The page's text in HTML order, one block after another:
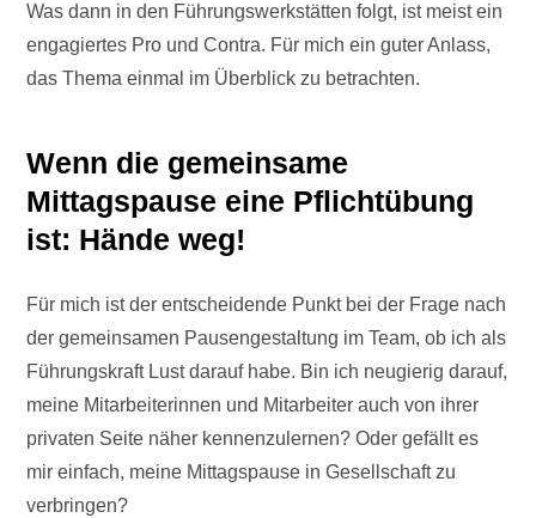
Was dann in den Führungswerkstätten folgt, ist meist ein
engagiertes Pro und Contra. Für mich ein guter Anlass,
das Thema einmal im Überblick zu betrachten.
Wenn die gemeinsame
Mittagspause eine Pflichtübung
ist: Hände weg!
Für mich ist der entscheidende Punkt bei der Frage nach
der gemeinsamen Pausengestaltung im Team, ob ich als
Führungskraft Lust darauf habe. Bin ich neugierig darauf,
meine Mitarbeiterinnen und Mitarbeiter auch von ihrer
privaten Seite näher kennenzulernen? Oder gefällt es
mir einfach, meine Mittagspause in Gesellschaft zu
verbringen?